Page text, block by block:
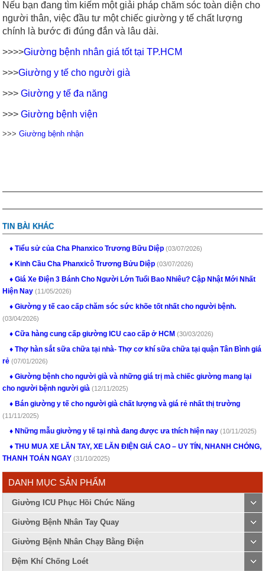
Nếu bạn đang tìm kiếm một giải pháp chăm sóc toàn diện cho
người thân, việc đầu tư một chiếc giường y tế chất lượng
chính là bước đi đúng đắn và lâu dài.
>>>>Giường bệnh nhân giá tốt tại TP.HCM
>>>Giường y tế cho người già
>>>Giường y tế đa năng
>>>Giường bệnh viện
>>>Giường bệnh nhận
TIN BÀI KHÁC
Tiểu sử của Cha Phanxico Trương Bữu Diệp(03/07/2026)
Kinh Cầu Cha Phanxicô Trương Bửu Diệp(03/07/2026)
Giá Xe Điện 3 Bánh Cho Người Lớn Tuổi Bao Nhiêu? Cập Nhật Mới Nhất
Hiện Nay(11/05/2026)
Giường y tế cao cấp chăm sóc sức khõe tốt nhất cho người bệnh.
(03/04/2026)
Cữa hàng cung cấp giường ICU cao cấp ở HCM(30/03/2026)
Thợ hàn sắt sữa chữa tại nhà- Thợ cơ khí sữa chữa tại quận Tân Bình giá
rẻ(07/01/2026)
Giường bệnh cho người già và những giá trị mà chiếc giường mang lại
cho người bệnh người già(12/11/2025)
Bán giường y tế cho người già chất lượng và giá rẻ nhất thị trường
(11/11/2025)
Những mẫu giường y tế tại nhà đang được ưa thích hiện nay(10/11/2025)
THU MUA XE LĂN TAY, XE LĂN ĐIỆN GIÁ CAO – UY TÍN, NHANH CHÓNG,
THANH TOÁN NGAY(31/10/2025)
DANH MỤC SẢN PHẨM
Giường ICU Phục Hồi Chức Năng
Giường Bệnh Nhân Tay Quay
Giường Bệnh Nhân Chạy Bằng Điện
Đệm Khí Chống Loét